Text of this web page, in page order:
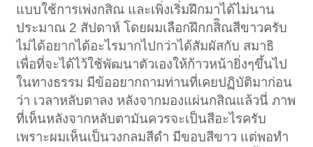
แบบใช้การเพ่งกสิณ และเพิ่งเริ่มฝึกมาได้ไม่นาน
ประมาณ 2 สัปดาห์ โดยผมเลือกฝึกกสิิณสีขาวครับ
ไม่ได้อยากได้อะไรมากไปกว่าได้สัมผัสกับ สมาธิ
เพื่อที่จะได้ไว้ใช้พัฒนาตัวเองให้ก้าวหน้ายิ่งๆขึ้นไป
ในทางธรรม มีข้ออยากถามท่านที่เคยปฏิบัติมาก่อน
ว่า เวลาหลับตาลง หลังจากมองแผ่นกสิณแล้วนี่ ภาพ
ที่เห็นหลังจากหลับตามันควรจะเป็นสีอะไรครับ
เพราะผมเห็นเป็นวงกลมสีดำ มีขอบสีขาว แต่พอทำ